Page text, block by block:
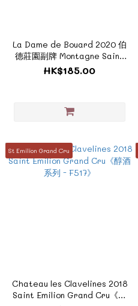
La Dame de Bouard 2020 伯
德莊園副牌 Montagne Saint
Emilion《F949A》
HK$185.00
St Emilion Grand Cru
Chateau les Clavelines 2018
Saint Emilion Grand Cru《醇